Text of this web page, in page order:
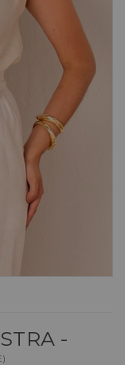
-
)